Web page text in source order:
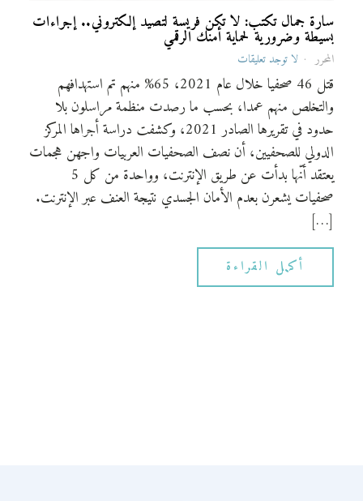
سارة جمال تكتب: لا تكن فريسة لتصيد إلكتروني.. إجراءات
بسيطة وضرورية لحماية أمنك الرقمي
المحرر لا توجد تعليقات
قتل 46 صحفيا خلال عام 2021، 65% منهم تم استهدافهم
والتخلص منهم عمدا، بحسب ما رصدت منظمة مراسلون بلا
حدود في تقريرها الصادر 2021، وكشفت دراسة أجراها المركز
الدولي للصحفيين، أن نصف الصحفيات العربيات واجهن هجمات
يعتقد أنّها بدأت عن طريق الإنترنت، وواحدة من كل 5
صحفيات يشعرن بعدم الأمان الجسدي نتيجة العنف عبر الإنترنت.
[…]
أكمل القراءة